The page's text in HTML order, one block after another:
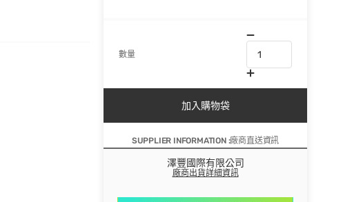
數量
加入購物袋
SUPPLIER INFORMATION :廠商直送資訊
澤豐國際有限公司
廠商出貨詳細資訊